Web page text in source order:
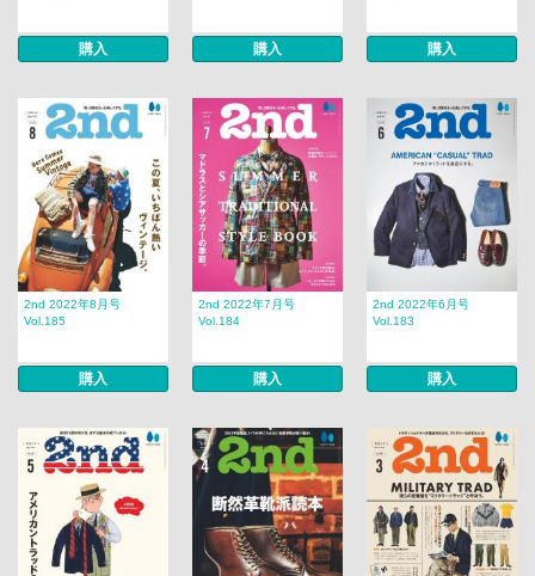
購入 購入 購入
2nd 2022年8月号
Vol.185
購入
2nd 2022年7月号
Vol.184
購入
2nd 2022年6月号
Vol.183
購入